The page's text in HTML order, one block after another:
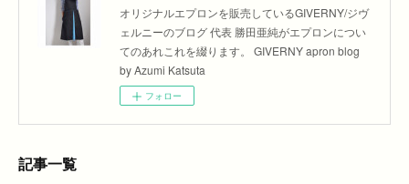
オリジナルエプロンを販売しているGIVERNY/ジヴ
ェルニーのブログ 代表 勝田亜純がエプロンについ
てのあれこれを綴ります。 GIVERNY apron blog
by Azumi Katsuta
フォロー
記事一覧